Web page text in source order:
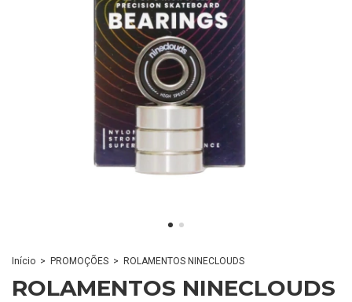
Início > PROMOÇÕES > ROLAMENTOS NINECLOUDS
ROLAMENTOS NINECLOUDS